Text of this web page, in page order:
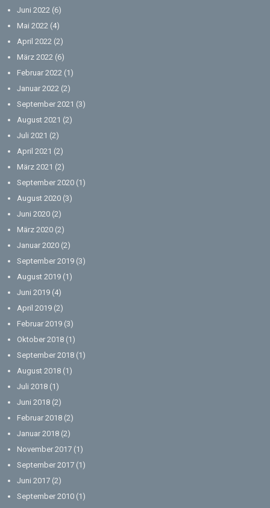
Juni 2022 (6)
Mai 2022 (4)
April 2022 (2)
März 2022 (6)
Februar 2022 (1)
Januar 2022 (2)
September 2021 (3)
August 2021 (2)
Juli 2021 (2)
April 2021 (2)
März 2021 (2)
September 2020 (1)
August 2020 (3)
Juni 2020 (2)
März 2020 (2)
Januar 2020 (2)
September 2019 (3)
August 2019 (1)
Juni 2019 (4)
April 2019 (2)
Februar 2019 (3)
Oktober 2018 (1)
September 2018 (1)
August 2018 (1)
Juli 2018 (1)
Juni 2018 (2)
Februar 2018 (2)
Januar 2018 (2)
November 2017 (1)
September 2017 (1)
Juni 2017 (2)
September 2010 (1)